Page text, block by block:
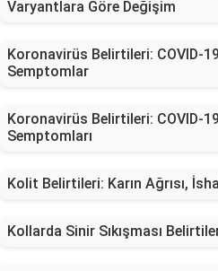
Varyantlara Göre Değişim
Koronavirüs Belirtileri: COVID-
Semptomlar
Koronavirüs Belirtileri: COVID-
Semptomları
Kolit Belirtileri: Karın Ağrısı,
Kollarda Sinir Sıkışması